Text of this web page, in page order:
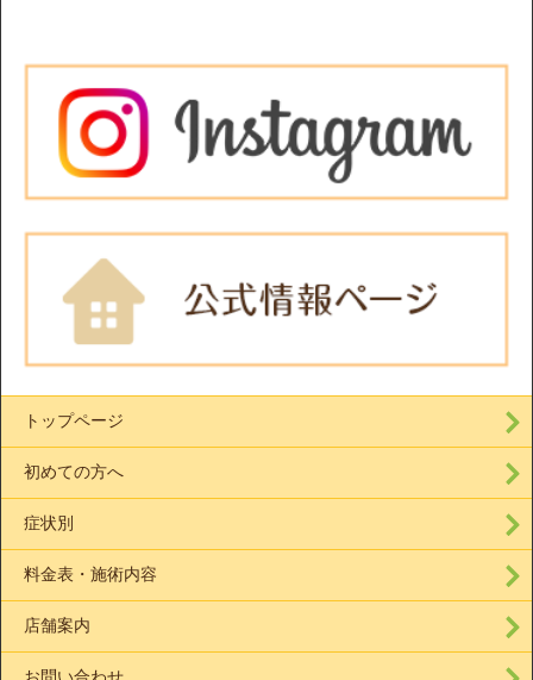
トップページ
初めての方へ
症状別
料金表・施術内容
店舗案内